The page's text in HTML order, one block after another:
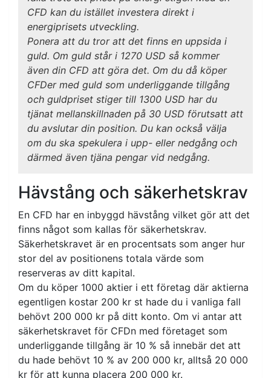
CFD kan du istället investera direkt i
energiprisets utveckling.
Ponera att du tror att det finns en uppsida i
guld. Om guld står i 1270 USD så kommer
även din CFD att göra det. Om du då köper
CFDer med guld som underliggande tillgång
och guldpriset stiger till 1300 USD har du
tjänat mellanskillnaden på 30 USD förutsatt att
du avslutar din position. Du kan också välja
om du ska spekulera i upp- eller nedgång och
därmed även tjäna pengar vid nedgång.
Hävstång och säkerhetskrav
En CFD har en inbyggd hävstång vilket gör att det
finns något som kallas för säkerhetskrav.
Säkerhetskravet är en procentsats som anger hur
stor del av positionens totala värde som
reserveras av ditt kapital.
Om du köper 1000 aktier i ett företag där aktierna
egentligen kostar 200 kr st hade du i vanliga fall
behövt 200 000 kr på ditt konto. Om vi antar att
säkerhetskravet för CFDn med företaget som
underliggande tillgång är 10 % så innebär det att
du hade behövt 10 % av 200 000 kr, alltså 20 000
kr för att kunna placera 200 000 kr.